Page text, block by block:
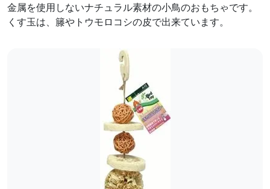
金属を使用しないナチュラル素材の小鳥のおもちゃです。
くす玉は、籐やトウモロコシの皮で出来ています。